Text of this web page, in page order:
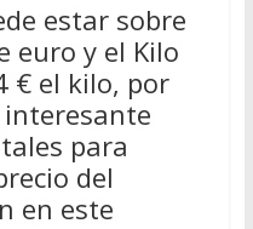
estar sobre
euro y el Kilo
€ el kilo, por
para
del
en este